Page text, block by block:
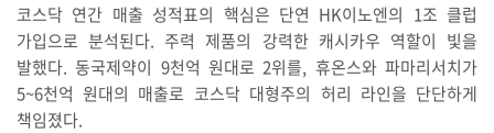
코스닥 연간 매출 성적표의 핵심은 단연 HK이노엔의 1조 클럽
가입으로 분석된다. 주력 제품의 강력한 캐시카우 역할이 빛을
발했다. 동국제약이 9천억 원대로 2위를, 휴온스와 파마리서치가
5~6천억 원대의 매출로 코스닥 대형주의 허리 라인을 단단하게
책임졌다.